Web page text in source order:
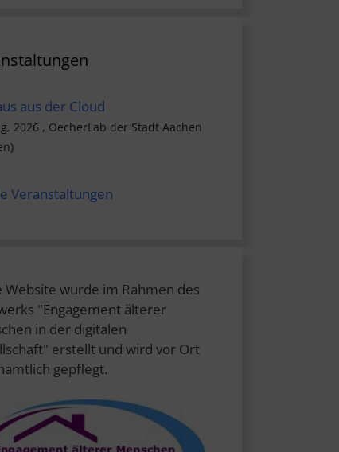
aus der Cloud
2026 , OecherLab der Stadt Aachen
Veranstaltungen
Website wurde im Rahmen des
"Engagement älterer
in der digitalen
erstellt und wird vor Ort
gepflegt.